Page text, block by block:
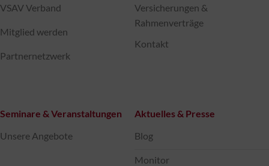
VSAV Verband
Mitglied werden
Partnernetzwerk
Versicherungen &
Rahmenverträge
Kontakt
Seminare & Veranstaltungen
Unsere Angebote
Aktuelles & Presse
Blog
Monitor